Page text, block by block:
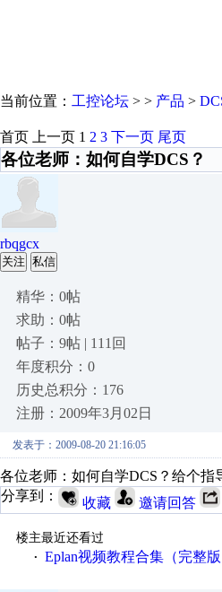
当前位置： 工控论坛 > > 产品 >
首页 上一页 1 2 3 下一页 尾页
各位老师：如何自学DCS？
rbqgcx
关注 私信
精华：0帖
求助：0帖
帖子：9帖 | 111回
年度积分：0
历史总积分：176
注册：2009年3月02日
发表于：2009-08-20 21:16:05
各位老师：如何自学DCS？给个指
分享到：
收藏 邀请回答
楼主最近还看过
· Eplan视频教程合集（完整版